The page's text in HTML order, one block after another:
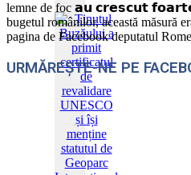
lemne de foc 𝗮𝘂 𝗰𝗿𝗲𝘀𝗰𝘂𝘁
bugetul românilor, această măsură
pagina de Facebook deputatul
URMĂREȘTE-NE PE